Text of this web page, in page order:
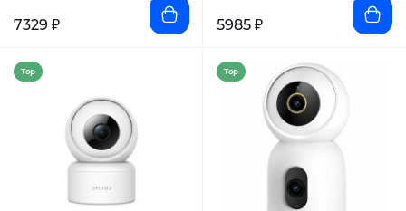
7329 ₽ 5985 ₽
Top Top